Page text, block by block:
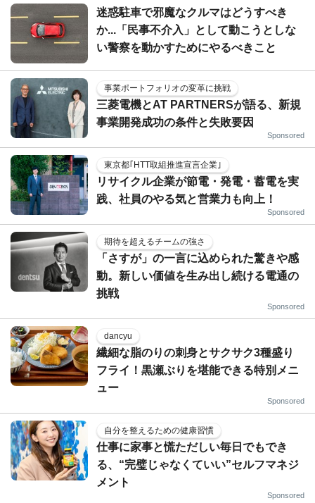
迷惑駐車で邪魔なクルマはどうすべき
か...「民事不介入」として動こうとしな
い警察を動かすためにやるべきこと
事業ポートフォリオの変革に挑戦
三菱電機とAT PARTNERSが語る、新規
事業開発成功の条件と失敗要因
Sponsored
東京都｢HTT取組推進宣言企業｣
リサイクル企業が節電・発電・蓄電を実
践、社員のやる気と営業力も向上！
Sponsored
期待を超えるチームの強さ
「さすが」の一言に込められた驚きや感
動。新しい価値を生み出し続ける電通の
挑戦
Sponsored
dancyu
繊細な脂のりの刺身とサクサク3種盛り
フライ！黒瀬ぶりを堪能できる特別メニ
ュー
Sponsored
自分を整えるための健康習慣
仕事に家事と慌ただしい毎日でもでき
る、“完璧じゃなくていい”セルフマネジ
メント
Sponsored